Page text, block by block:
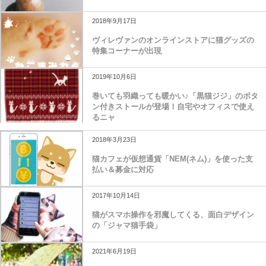
2018年9月17日
ヴィレヴァンのオンラインストアに猫グッズの
特集コーナーが出現
2019年10月6日
巻いても羽織っても暖かい♪「黒猫ジジ」のボタ
ン付きストールが登場！自宅やオフィスで使え
るニャ
2018年3月23日
猫カフェが仮想通貨「NEM(ネム)」を使った支
払い＆募金に対応
2017年10月14日
猫がスマホ操作を邪魔してくる、面白デザイン
の「ジャマ猫手袋」
2021年6月19日